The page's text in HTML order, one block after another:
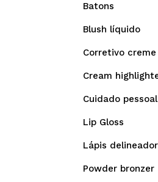
Batons
Blush líquido
Corretivo creme
Cream
Cuidado pessoal
Lip Gloss
Lápis delineador
Powder bronzer